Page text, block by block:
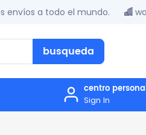
envíos a todo el mundo.
busqueda
centro
Sign In